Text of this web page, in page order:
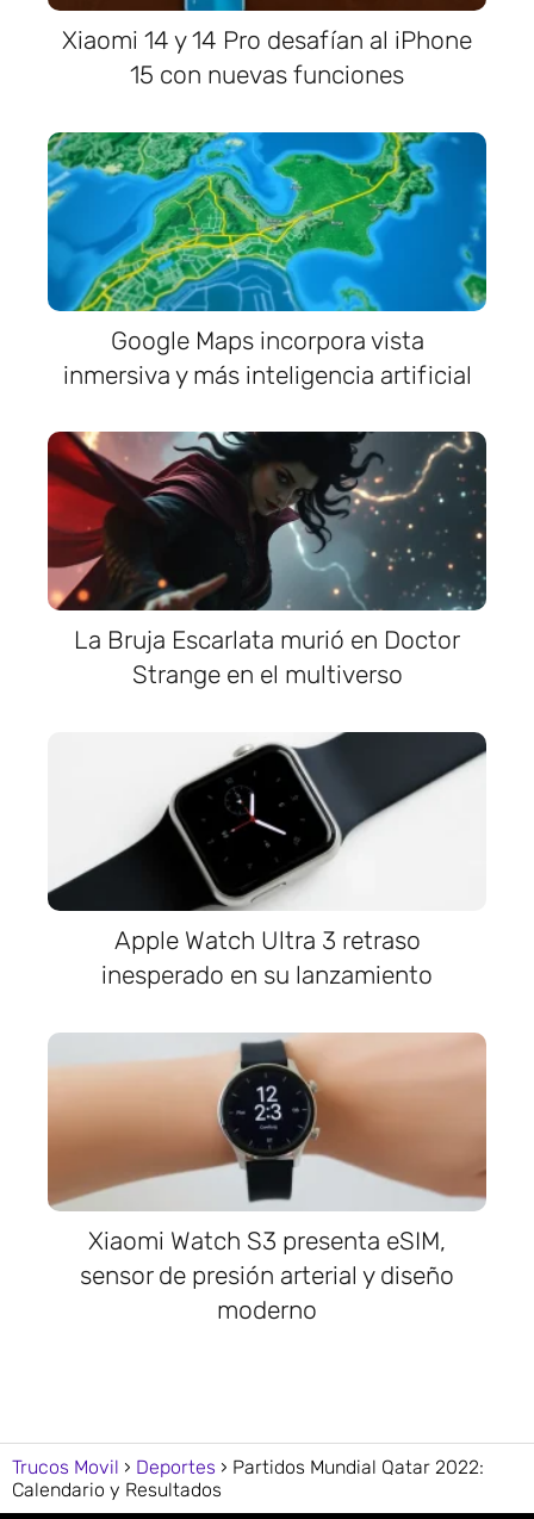
Xiaomi 14 y 14 Pro desafían al iPhone
15 con nuevas funciones
Google Maps incorpora vista
inmersiva y más inteligencia artificial
La Bruja Escarlata murió en Doctor
Strange en el multiverso
Apple Watch Ultra 3 retraso
inesperado en su lanzamiento
Xiaomi Watch S3 presenta eSIM,
sensor de presión arterial y diseño
moderno
Trucos Movil Deportes
Partidos Mundial Qatar 2022:
Calendario y Resultados